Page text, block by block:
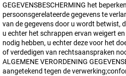
GEGEVENSBESCHERMING het
persoonsgerelateerde gegevens te
van de gegevens door u wordt betwist,
u echter het schrappen ervan weigert
nodig hebben, u echter deze voor het
of verdedigen van rechtsaanspraken
ALGEMENE VERORDENING
aangetekend tegen de